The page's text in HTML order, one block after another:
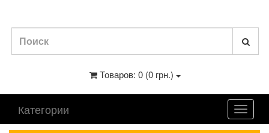
Товаров: 0 (0 грн.)
Категории